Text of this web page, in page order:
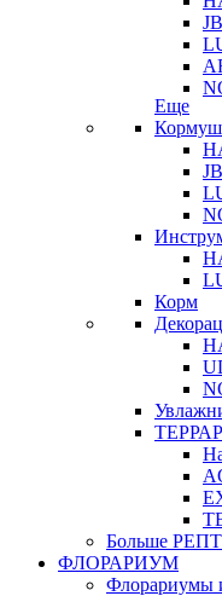
Еще
Корм
Больше
ФЛОРАРИУМ
Флорариумы